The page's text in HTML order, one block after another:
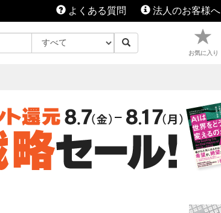
よくある質問 法人のお客様へ
お気に入り